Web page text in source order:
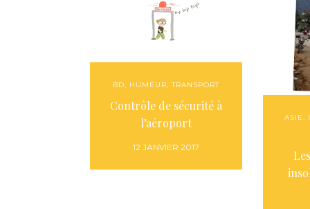
BD, HUMEUR,TRANSPORT
Contrôle de sécurité à
l’aéroport
12 JANVIER 2017
ASIE,